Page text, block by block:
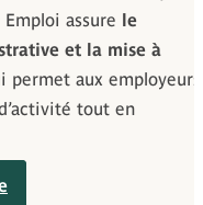
assure le
et la mise à
permet aux employeurs
tout en